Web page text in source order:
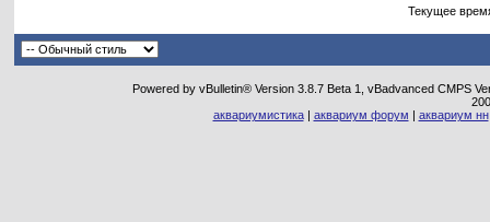
Текущее
Powered by vBulletin® Version 3.8.7 Beta 1, vBadvanced CMPS
аквариумистика| аквариум форум | аквариум нн